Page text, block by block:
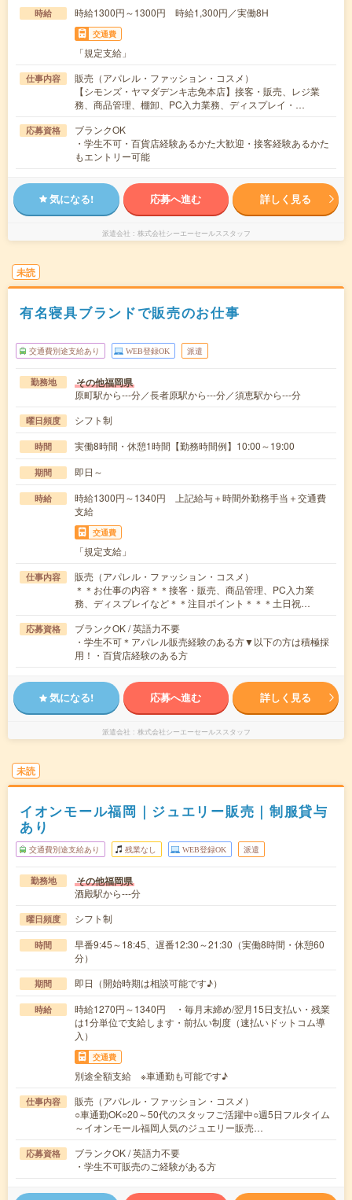
時給 時給1300円～1300円 時給1,300円／実働8H
交通費
「規定支給」
仕事内容
販売（アパレル・ファッション・コスメ）
【シモンズ・ヤマダデンキ志免本店】接客・販売、レジ業
務、商品管理、棚卸、PC入力業務、ディスプレイ・…
応募資格
ブランクOK
・学生不可・百貨店経験あるかた大歓迎・接客経験あるかた
もエントリー可能
気になる! 応募へ進む 詳しく見る
派遣会社 株式会社シーエーセールススタッフ
未読
有名寝具ブランドで販売のお仕事
交通費別途支給あり WEB登録OK 派遣
勤務地 その他福岡県
原町駅から---分／長者原駅から---分／須恵駅から---分
曜日頻度 シフト制
時間 実働8時間・休憩1時間【勤務時間例】10:00～19:00
期間 即日～
時給
時給1300円～1340円 上記給与＋時間外勤務手当＋交通費
支給
交通費
「規定支給」
仕事内容
販売（アパレル・ファッション・コスメ）
＊＊お仕事の内容＊＊接客・販売、商品管理、PC入力業
務、ディスプレイなど＊＊注目ポイント＊＊＊土日祝…
応募資格
ブランクOK / 英語力不要
・学生不可＊アパレル販売経験のある方▼以下の方は積極採
用！・百貨店経験のある方
気になる! 応募へ進む 詳しく見る
派遣会社 株式会社シーエーセールススタッフ
未読
イオンモール福岡｜ジュエリー販売｜制服貸与
あり
交通費別途支給あり 残業なし WEB登録OK 派遣
勤務地 その他福岡県
酒殿駅から---分
曜日頻度 シフト制
時間
早番9:45～18:45、遅番12:30～21:30（実働8時間・休憩60
分）
期間 即日（開始時期は相談可能です♪）
時給
時給1270円～1340円 ・毎月末締め/翌月15日支払い・残業
は1分単位で支給します・前払い制度（速払いドットコム導
入）
交通費
別途全額支給 ※車通勤も可能です♪
仕事内容
販売（アパレル・ファッション・コスメ）
○車通勤OK○20～50代のスタッフご活躍中○週5日フルタイム
～イオンモール福岡人気のジュエリー販売…
応募資格
ブランクOK / 英語力不要
・学生不可販売のご経験がある方